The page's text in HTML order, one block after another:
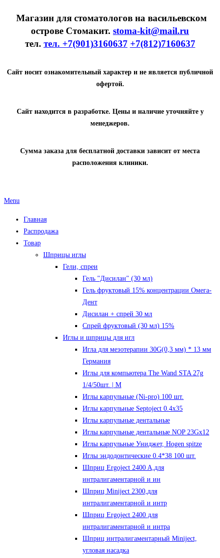
Магазин для стоматологов на васильевском
острове Стомакит. stoma-kit@mail.ru
тел. тел. +7(901)3160637 +7(812)7160637
Сайт носит ознакомительный характер и не является публичной
офертой.
Сайт находится в разработке. Цены и наличие уточняйте у
менеджеров.
Сумма заказа для бесплатной доставки зависит от места
расположения клиники.
Menu
Главная
Распродажа
Товар
Шприцы иглы
Гели, спреи
Гель "Дисилан" (30 мл)
Гель фруктовый 15% концентрации Омега-
Дент
Дисилан + спрей 30 мл
Спрей фруктовый (30 мл) 15%
Иглы и шприцы для игл
Игла для мезотерапии 30G(0,3 мм) * 13 мм
Германия
Иглы для компьютера The Wand STA 27g
1/4/50шт. | M
Иглы карпульные (Ni-pro) 100 шт.
Иглы карпульные Septoject 0.4х35
Иглы карпульные дентальные
Иглы карпульные дентальные NOP 23Gх12
Иглы карпульные Униджет, Hogen spitze
Иглы эндодонтические 0.4*38 100 шт.
Шприц Ergoject 2400 A,для
интралигаментарной и ин
Шприц Miniject 2300,для
интралигаментарной и интр
Шприц Ergoject 2400 для
интралигаментарной и интра
Шприц интралигаментарный Miniject,
угловая насадка